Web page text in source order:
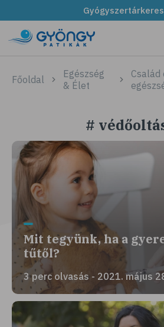
Főoldal
Egészség
& Élet
Család
#
Mit tegyünk, ha a
tűtől?
3 perc olvasás - 2021. május